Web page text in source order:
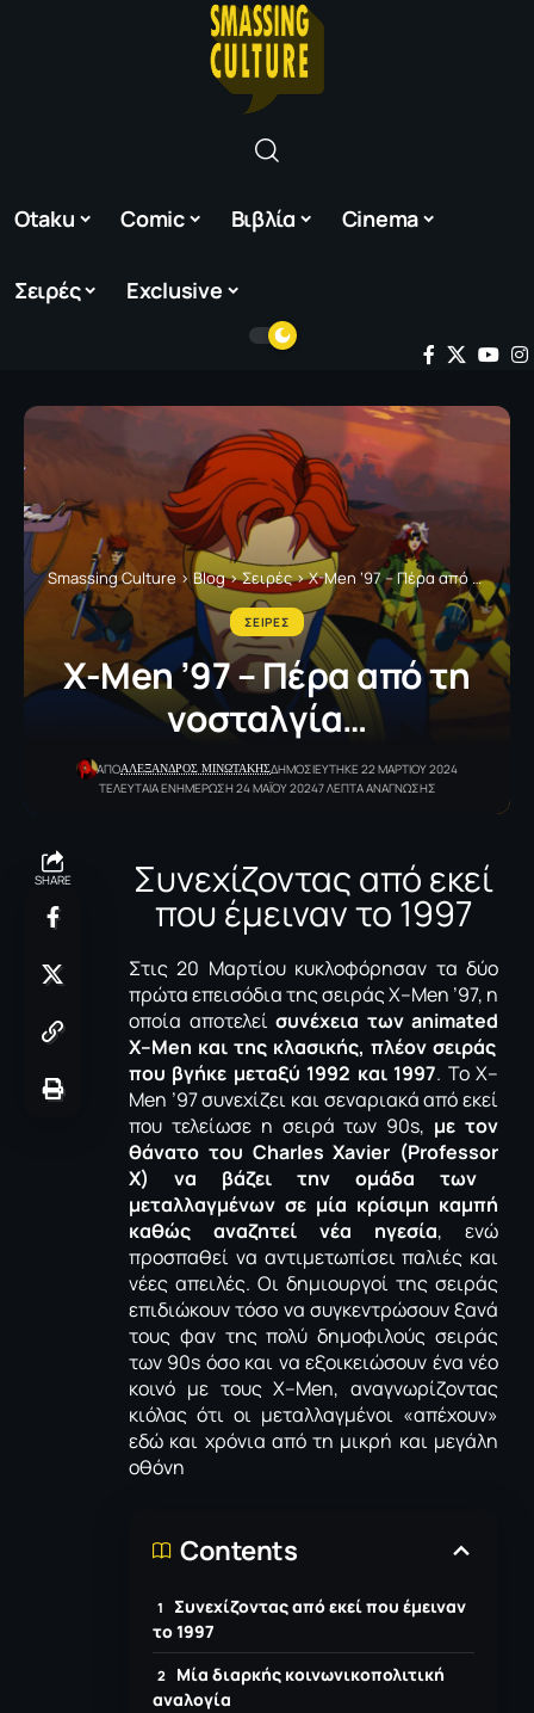
Otaku Comic Βιβλία Cinema
Σειρές Exclusive
Smassing Culture >Blog>Σειρές>X-Men ’97 – Πέρα από τη νοσταλγία…
ΣΕΙΡΕΣ
X-Men ’97 – Πέρα από τη
νοσταλγία…
ΑΠΟΑΛΕΞΑΝΔΡΟΣ ΜΙΝΩΤΑΚΗΣΔΗΜΟΣΙΕΥΤΗΚΕ 22 ΜΑΡΤΙΟΥ 2024
ΤΕΛΕΥΤΑΙΑ ΕΝΗΜΕΡΩΣΗ 24 ΜΑΪΟΥ 20247 ΛΕΠΤΑ ΑΝΑΓΝΩΣΗΣ
SHARE Συνεχίζοντας από εκεί
που έμειναν το 1997
Στις 20 Μαρτίου κυκλοφόρησαν τα δύο
πρώτα επεισόδια της σειράςX–Men ’97, η
οποία αποτελεί συνέχεια των animated
X–Men και της κλασικής, πλέον σειράς
που βγήκε μεταξύ 1992 και 1997. ΤοX–
Men ’97 συνεχίζει και σεναριακά από εκεί
που τελείωσε η σειρά των 90s, με τον
θάνατο του Charles Xavier (Professor
X) να βάζει την ομάδα των
μεταλλαγμένων σε μία κρίσιμη καμπή
καθώς αναζητεί νέα ηγεσία, ενώ
προσπαθεί να αντιμετωπίσει παλιές και
νέες απειλές. Οι δημιουργοί της σειράς
επιδιώκουν τόσο να συγκεντρώσουν ξανά
τους φαν της πολύ δημοφιλούς σειράς
των 90s όσο και να εξοικειώσουν ένα νέο
κοινό με τουςX–Men, αναγνωρίζοντας
κιόλας ότι οι μεταλλαγμένοι «απέχουν»
εδώ και χρόνια από τη μικρή και μεγάλη
οθόνη
Contents
Συνεχίζοντας από εκεί που έμειναν
το 1997
Μία διαρκής κοινωνικοπολιτική
αναλογία